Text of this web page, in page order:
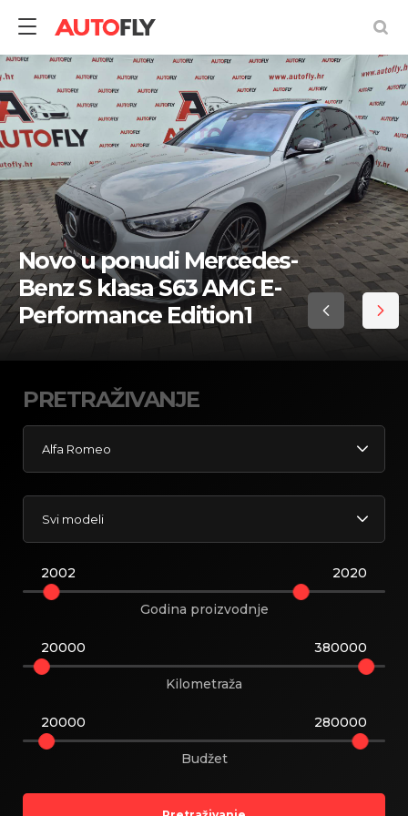
Pretraživanje
rabljenih
vozila
Novo u ponudi Mercedes-
Benz S klasa S63 AMG E-
Performance Edition1
PRETRAŽIVANJE
Alfa Romeo
Svi modeli
2002 2020
Godina proizvodnje
20000 380000
Kilometraža
20000 280000
Budžet